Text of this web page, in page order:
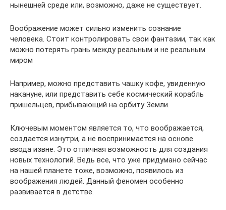
нынешней среде или, возможно, даже не существует.
Воображение может сильно изменить сознание
человека. Стоит контролировать свои фантазии, так как
можно потерять грань между реальным и не реальным
миром
Например, можно представить чашку кофе, увиденную
накануне, или представить себе космический корабль
пришельцев, прибывающий на орбиту Земли.
Ключевым моментом является то, что воображается,
создается изнутри, а не воспринимается на основе
ввода извне. Это отличная возможность для создания
новых технологий. Ведь все, что уже придумано сейчас
на нашей планете тоже, возможно, появилось из
воображения людей. Данный феномен особенно
развивается в детстве.